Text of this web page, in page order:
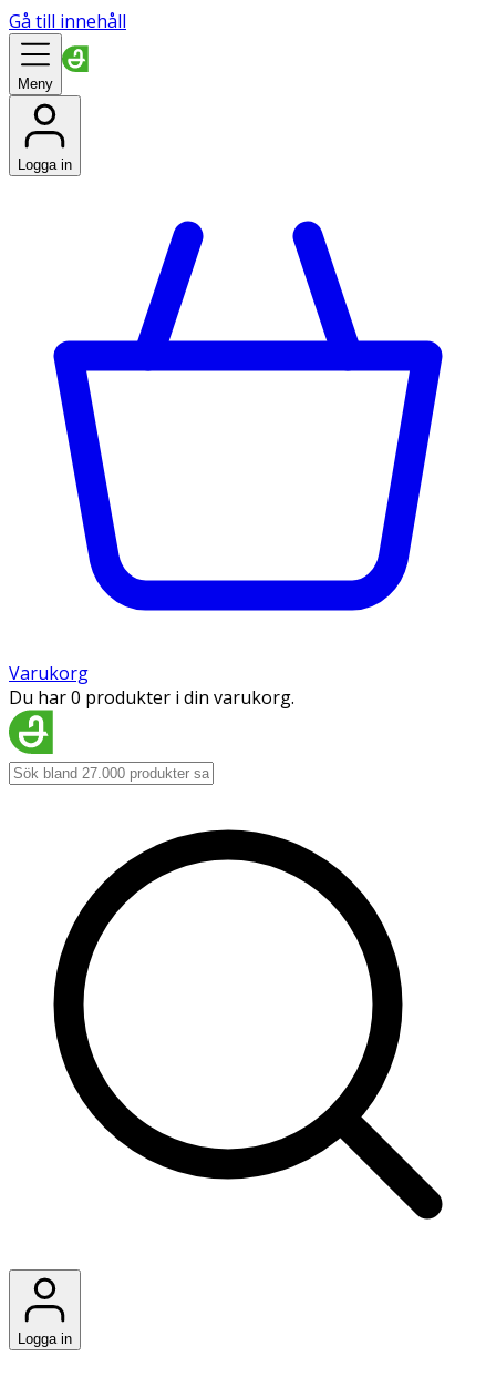
Gå till innehåll
Meny
Logga in
Varukorg
Du har 0 produkter i din varukorg.
Logga in